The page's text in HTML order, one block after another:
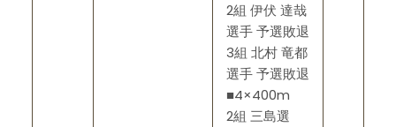
2組 伊伏 達哉
選手 予選敗退
3組 北村 竜都
選手 予選敗退
■4×400m
2組 三島選